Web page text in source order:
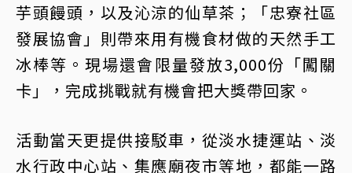
芋頭饅頭，以及沁涼的仙草茶；「忠寮社區
發展協會」則帶來用有機食材做的天然手工
冰棒等。現場還會限量發放3,000份「闖關
卡」，完成挑戰就有機會把大獎帶回家。
活動當天更提供接駁車，從淡水捷運站、淡
水行政中心站、集應廟夜市等地，都能一路